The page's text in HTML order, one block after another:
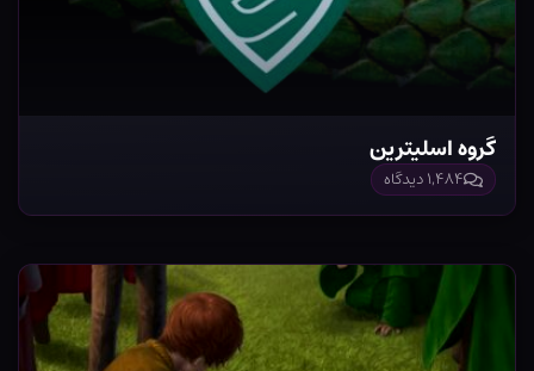
گروه اسلیترین
۱,۴۸۴ دیدگاه